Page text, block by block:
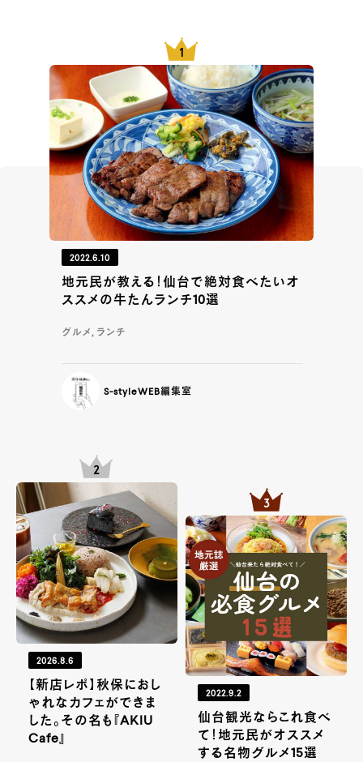
2022.6.10
地元民が教える！仙台で絶対食べたいオ
ススメの牛たんランチ10選
グルメ, ランチ
S-styleWEB編集室
2026.8.6
【新店レポ】秋保におし
ゃれなカフェができま
した。その名も『AKIU
Cafe』
2022.9.2
仙台観光ならこれ食べ
て！地元民がオススメ
する名物グルメ15選